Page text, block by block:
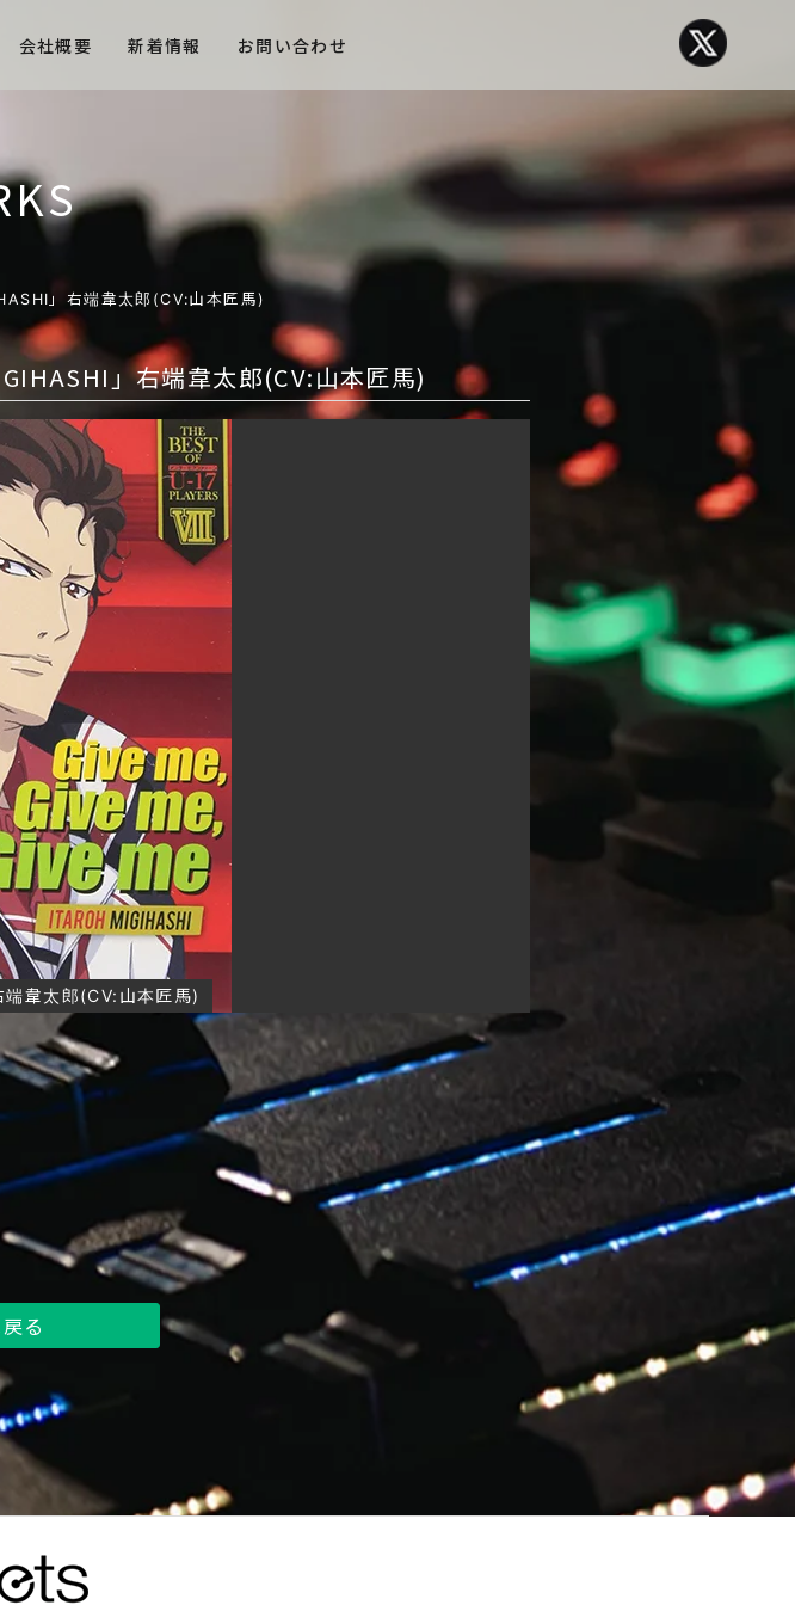
会社概要 新着情報 お問い合わせ
」右端韋太郎(CV:山本匠馬)
」右端韋太郎(CV:山本匠馬)
韋太郎(CV:山本匠馬)
る